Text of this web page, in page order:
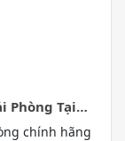
Phòng Tại
chính hãng